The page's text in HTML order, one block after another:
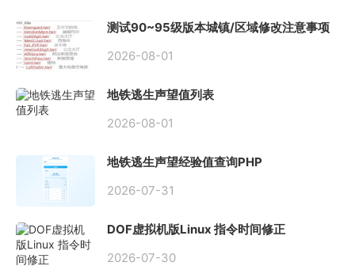
测试90~95级版本城镇/区域修改注意事项
2026-08-01
地铁逃生声望值列表
2026-08-01
地铁逃生声望经验值查询PHP
2026-07-31
DOF虚拟机版Linux 指令时间修正
2026-07-30